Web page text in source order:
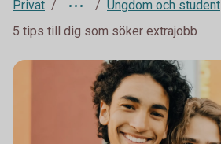
Privat
Ungdom och student
5 tips till dig som söker extrajobb